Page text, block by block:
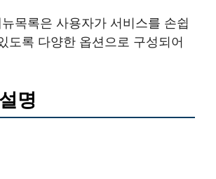
목록은 사용자가 서비스를 손쉽
도록 다양한 옵션으로 구성되어
명